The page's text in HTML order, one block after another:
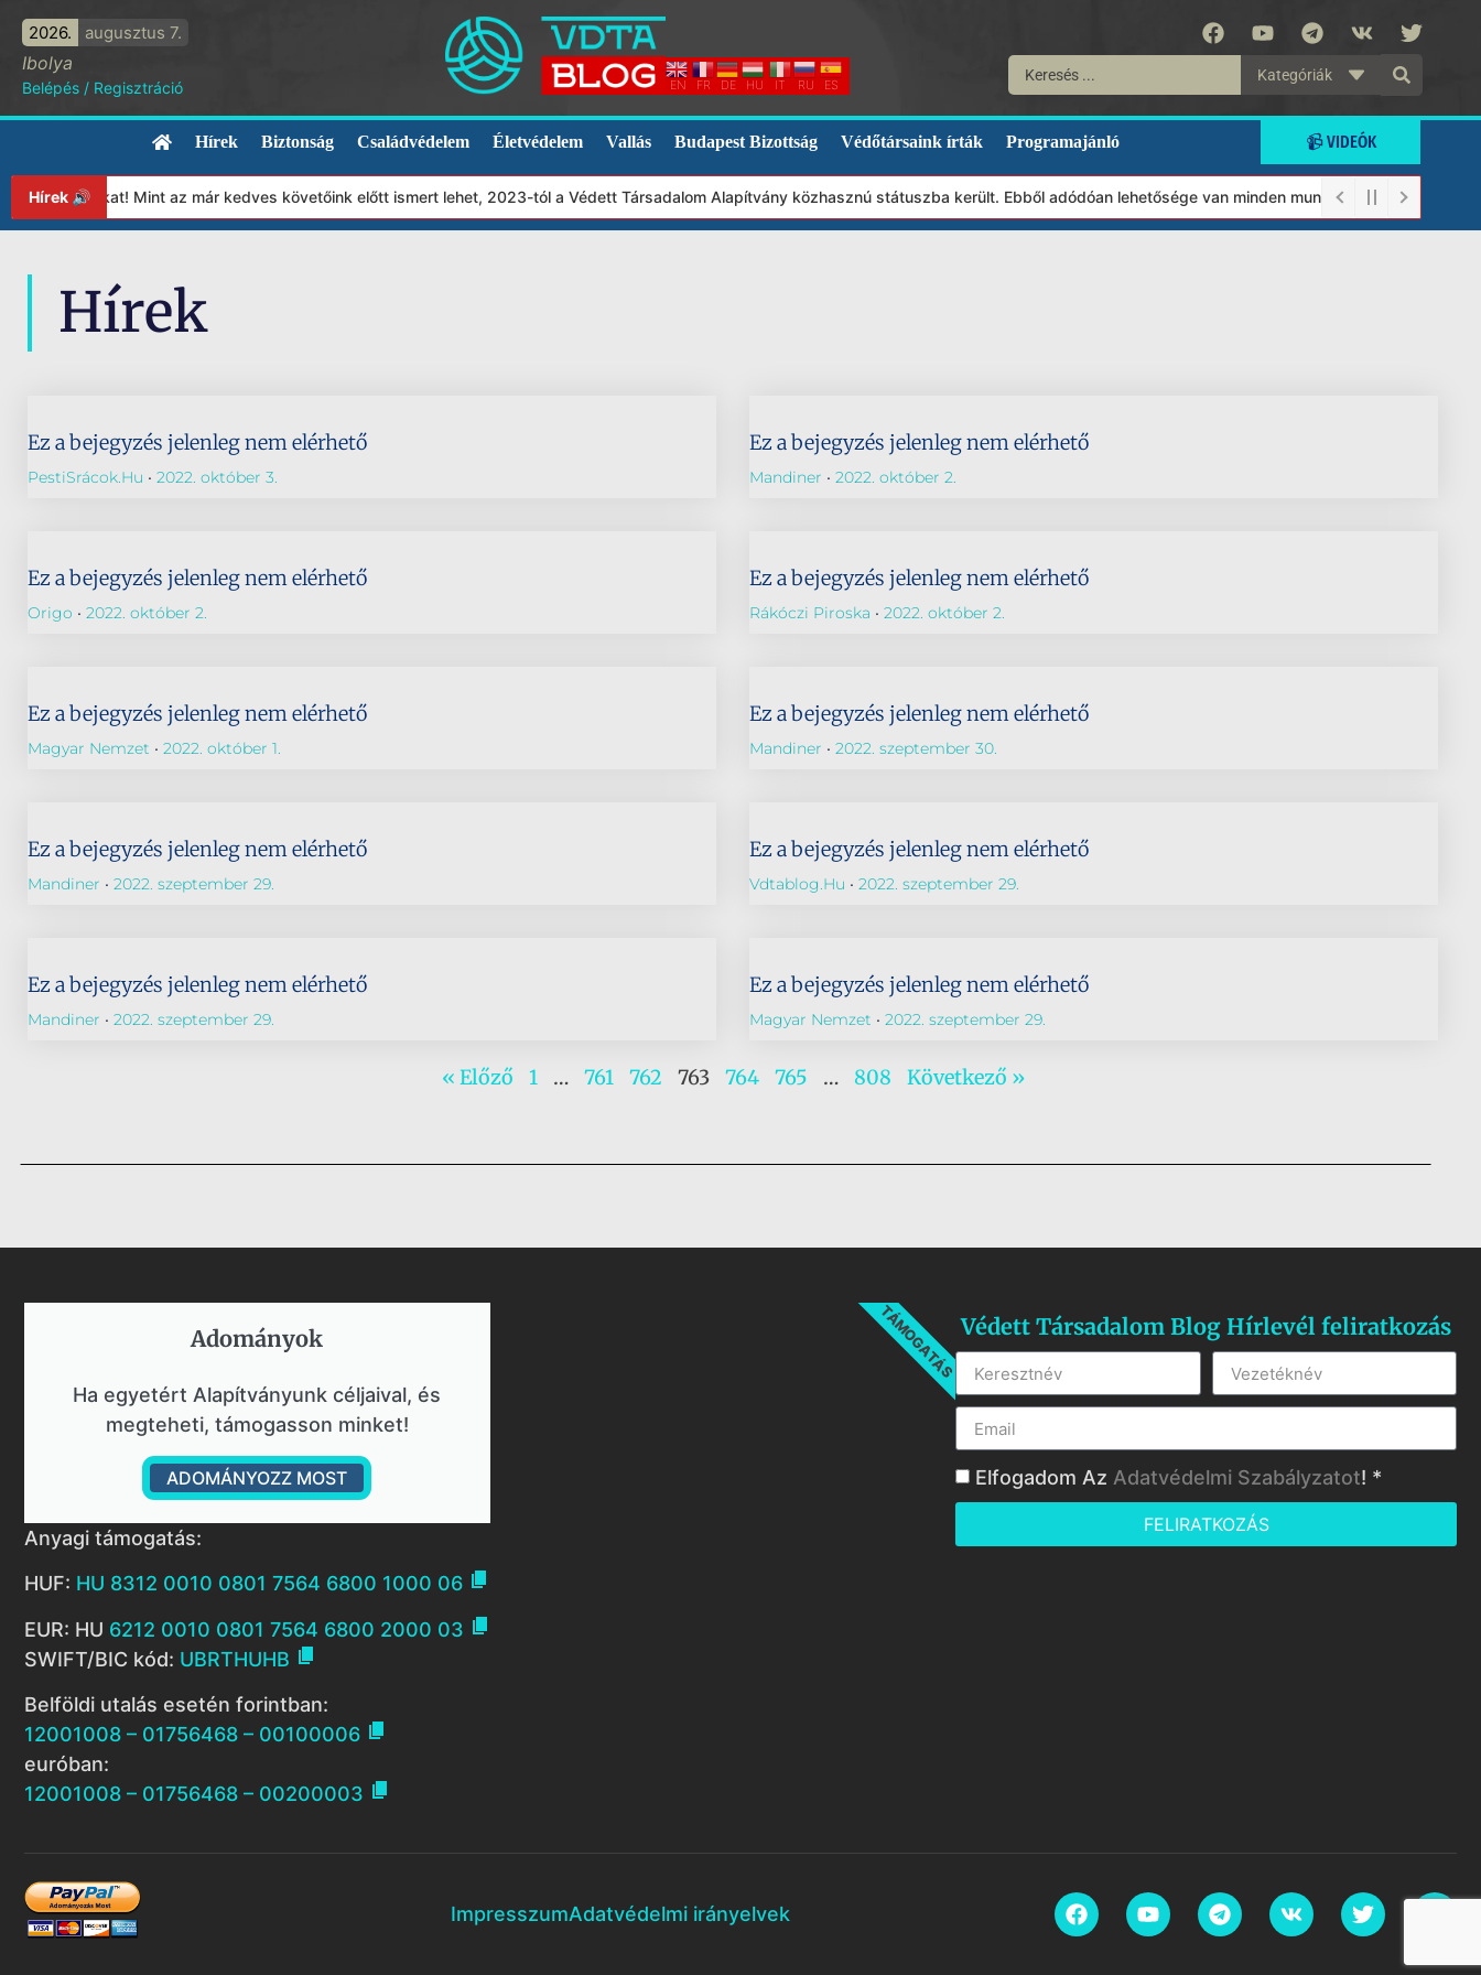
2026. augusztus 7.
Ibolya
Belépés / Regisztráció EN FR DE HU IT RU ES
Kategóriák
Hírek Biztonság Családvédelem Életvédelem Vallás Budapest Bizottság Védőtársaink írták Programajánló 📹 VIDEÓK
Hírek 🔊 Mint az már kedves követőink előtt ismert lehet, 2023-tól a Védett Társadalom Alapítvány közhasznú státuszba került. Ebből adódóan lehetősége van minden munkánkat segíteni
Hírek
Ez a bejegyzés jelenleg nem elérhető
PestiSrácok.hu 2022. október 3.
Ez a bejegyzés jelenleg nem elérhető
Mandiner 2022. október 2.
Ez a bejegyzés jelenleg nem elérhető
Origo 2022. október 2.
Ez a bejegyzés jelenleg nem elérhető
Rákóczi Piroska 2022. október 2.
Ez a bejegyzés jelenleg nem elérhető
Magyar Nemzet 2022. október 1.
Ez a bejegyzés jelenleg nem elérhető
Mandiner 2022. szeptember 30.
Ez a bejegyzés jelenleg nem elérhető
Mandiner 2022. szeptember 29.
Ez a bejegyzés jelenleg nem elérhető
Vdtablog.hu 2022. szeptember 29.
Ez a bejegyzés jelenleg nem elérhető
Mandiner 2022. szeptember 29.
Ez a bejegyzés jelenleg nem elérhető
Magyar Nemzet 2022. szeptember 29.
« Előző 1 … 761 762 763 764 765 … 808 Következő »
Adományok​
Ha egyetért Alapítványunk céljaival, és
megteheti, támogasson minket!
ADOMÁNYOZZ MOST
TÁMOGATÁS
Anyagi támogatás:
HUF: HU 8312 0010 0801 7564 6800 1000 06 
EUR: HU 6212 0010 0801 7564 6800 2000 03 
SWIFT/BIC kód: UBRTHUHB 
Belföldi utalás esetén forintban:
12001008 – 01756468 – 00100006 
euróban:
12001008 – 01756468 – 00200003 
Védett Társadalom Blog Hírlevél feliratkozás
Elfogadom Az Adatvédelmi Szabályzatot! *
FELIRATKOZÁS
ImpresszumAdatvédelmi irányelvek